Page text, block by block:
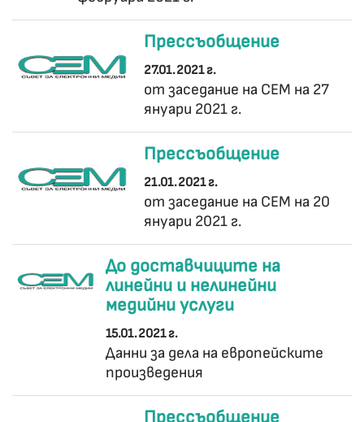
Прессъобщение
27.01.2021 г.
от заседание на СЕМ на 27
януари 2021 г.
Прессъобщение
21.01.2021 г.
от заседание на СЕМ на 20
януари 2021 г.
До доставчиците на
линейни и нелинейни
медийни услуги
15.01.2021 г.
Данни за дела на европейските
произведения
Прессъобщение